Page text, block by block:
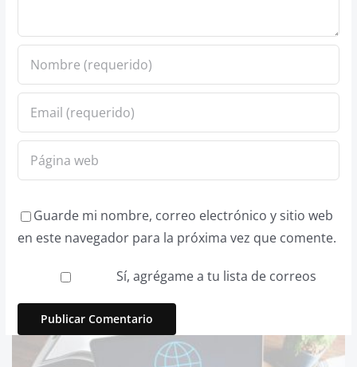
Guarde mi nombre, correo electrónico y sitio web
en este navegador para la próxima vez que comente.
Sí, agrégame a tu lista de correos